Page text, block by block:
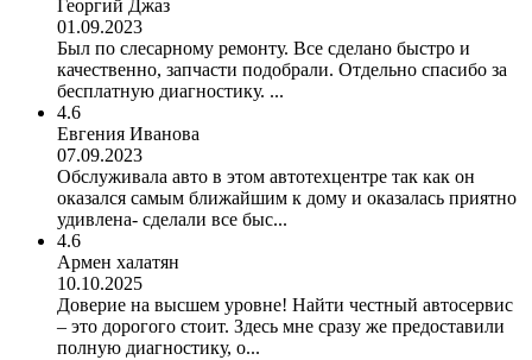
Георгий Джаз
01.09.2023
Был по слесарному ремонту. Все сделано быстро и
качественно, запчасти подобрали. Отдельно спасибо за
бесплатную диагностику. ...
4.6
Евгения Иванова
07.09.2023
Обслуживала авто в этом автотехцентре так как он
оказался самым ближайшим к дому и оказалась приятно
удивлена- сделали все быс...
4.6
Армен халатян
10.10.2025
Доверие на высшем уровне! Найти честный автосервис
– это дорогого стоит. Здесь мне сразу же предоставили
полную диагностику, о...